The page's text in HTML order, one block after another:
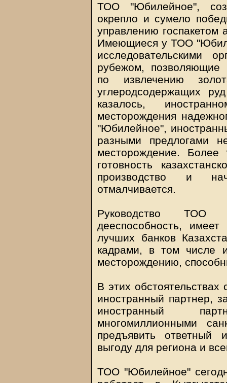
ТОО "Юбилейное",
окрепло и сумело
управлению госпакетом
Имеющиеся у ТОО
исследовательскими
рубежом, позволяющие
по извлечению
углеродсодержащих
казалось,
месторождения
"Юбилейное",
разными предлогами
месторождение.
готовность
производство и
отмалчивается.
Руководство ТОО
дееспособность,
лучших банков
кадрами, в том числе
месторождению,
В этих
иностранный партнер,
иностранный
многомиллионными
предъявить ответный
выгоду для региона и
ТОО "Юбилейное"